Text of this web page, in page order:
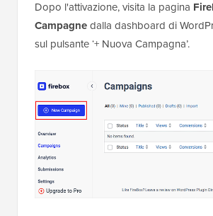
Dopo l'attivazione, visita la pagina
Campagnedalla dashboard di
sul pulsante ‘+ Nuova Campagna’.